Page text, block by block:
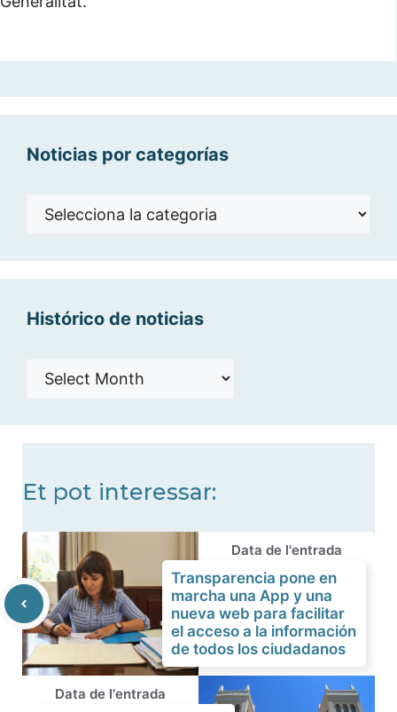
Noticias por categorías
Noticias
Histórico de noticias
Histórico
Et pot interessar:
Data de l'entrada
Transparencia pone en
marcha una App y una
nueva web para facilitar
el acceso a la información
de todos los ciudadanos
Data de l'entrada